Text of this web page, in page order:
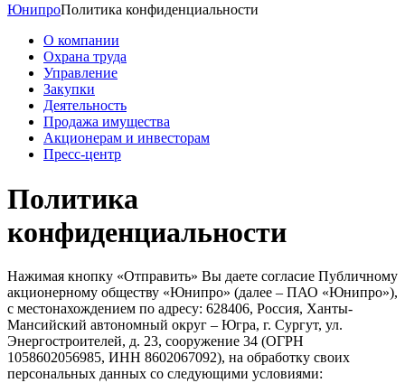
ЮнипроПолитика конфиденциальности
О компании
Охрана труда
Управление
Закупки
Деятельность
Продажа имущества
Акционерам и инвесторам
Пресс-центр
Политика
конфиденциальности
Нажимая кнопку «Отправить» Вы даете согласие Публичному
акционерному обществу «Юнипро» (далее – ПАО «Юнипро»),
с местонахождением по адресу: 628406, Россия, Ханты-
Мансийский автономный округ – Югра, г. Сургут, ул.
Энергостроителей, д. 23, сооружение 34 (ОГРН
1058602056985, ИНН 8602067092), на обработку своих
персональных данных со следующими условиями: